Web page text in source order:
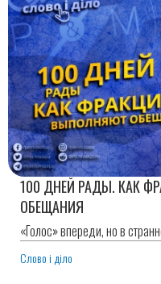
100 ДНЕЙ РАДЫ. КАК
ОБЕЩАНИЯ
«Голос» впереди, но в
Слово і діло